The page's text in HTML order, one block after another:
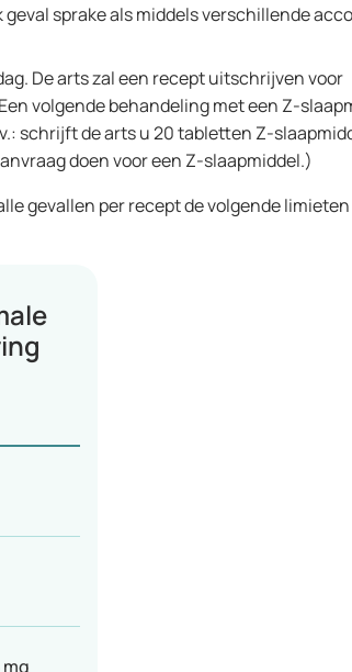
sprake als middels verschillende
De arts zal een recept uitschrijven voor
volgende behandeling met een Z-
schrijft de arts u 20 tabletten Z-
doen voor een Z-slaapmiddel.)
gevallen per recept de volgende
mg